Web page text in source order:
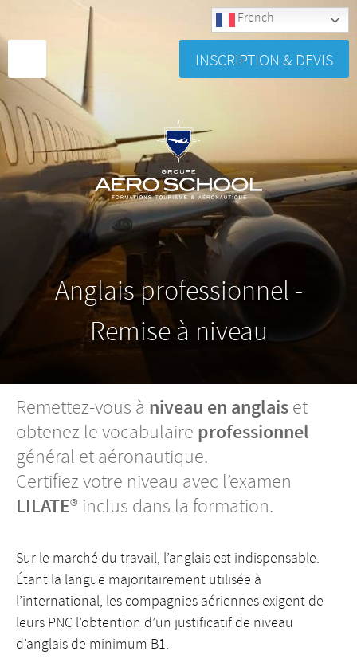
INSCRIPTION & DEVIS
Anglais professionnel -
Remise à niveau
Remettez-vous à niveau en anglais et
obtenez le vocabulaire professionnel
général et aéronautique.
Certifiez votre niveau avec l’examen
LILATE® inclus dans la formation.
Sur le marché du travail, l’anglais est indispensable.
Étant la langue majoritairement utilisée à
l’international, les compagnies aériennes exigent de
leurs PNC l’obtention d’un justificatif de niveau
d’anglais de minimum B1.
French